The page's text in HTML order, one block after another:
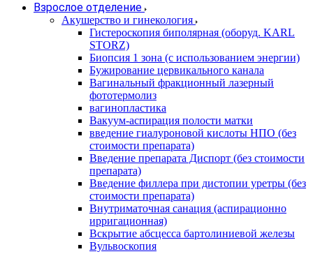
Взрослое отделение
Акушерство и гинекология
Гистероскопия биполярная (оборуд. KARL
STORZ)
Биопсия 1 зона (с использованием энергии)
Бужирование цервикального канала
Вагинальный фракционный лазерный
фототермолиз
вагинопластика
Вакуум-аспирация полости матки
введение гиалуроновой кислоты НПО (без
стоимости препарата)
Введение препарата Диспорт (без стоимости
препарата)
Введение филлера при дистопии уретры (без
стоимости препарата)
Внутриматочная санация (аспирационно
ирригационная)
Вскрытие абсцесса бартолиниевой железы
Вульвоскопия